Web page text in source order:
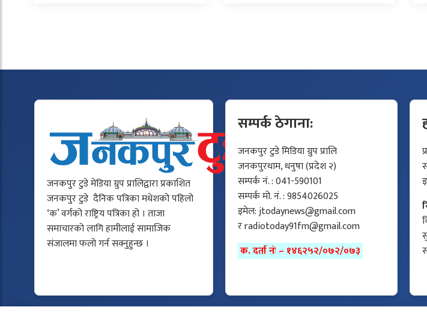
जनकपुर टुडे मेडिया ग्रुप प्रालिद्वारा प्रकाशित
जनकपुर टुडे दैनिक पत्रिका मधेशको पहिलो
‘क’ वर्गको राष्ट्रिय पत्रिका हो । ताजा
समाचारको लागि हामीलाई सामाजिक
संजालमा फलो गर्न सक्नुहुन्छ ।
सम्पर्क ठेगाना:
जनकपुर टुडे मिडिया ग्रुप प्रालि
जनकपुरधाम, धनुषा (प्रदेश २)
सम्पर्क नं. : 041-590101
सम्पर्क मो. नं. : 9854026025
इमेल:jtodaynews@gmail.com
रradiotoday91fm@gmail.com
क. दर्ता नंः – १४६२५२/०७२/०७३